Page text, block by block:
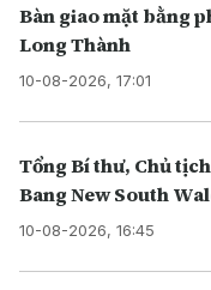
Bàn giao mặt bằng
Long Thành
10-08-2026, 17:01
Tổng Bí thư, Chủ
Bang New South
10-08-2026, 16:45